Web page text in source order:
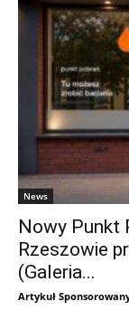
News
Nowy Punkt
Rzeszowie
(Galeria...
Artykuł